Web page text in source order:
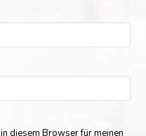
diesem Browser für meinen